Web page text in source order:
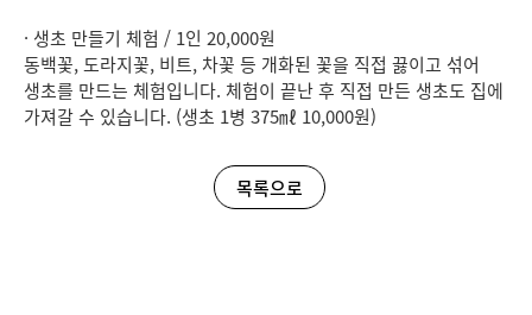
· 생초 만들기 체험 / 1인 20,000원
동백꽃, 도라지꽃, 비트, 차꽃 등 개화된 꽃을 직접 끓이고 섞어
생초를 만드는 체험입니다. 체험이 끝난 후 직접 만든 생초도 집에
가져갈 수 있습니다. (생초 1병 375㎖ 10,000원)
목록으로